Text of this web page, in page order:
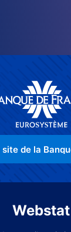
site de la
Webstat